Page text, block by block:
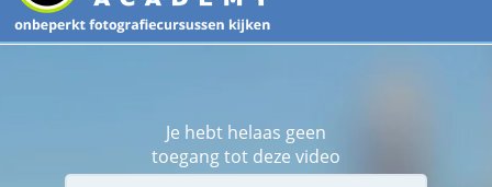
Je hebt helaas geen
toegang tot deze video